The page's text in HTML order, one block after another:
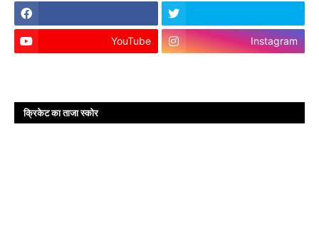
YouTube Instagram
क्रिकेट का ताजा स्कोर